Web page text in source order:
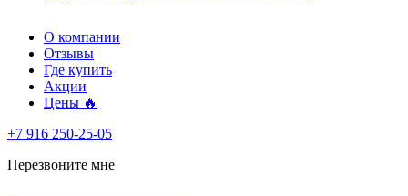
О компании
Отзывы
Где купить
Акции
Цены 🔥
+7 916 250-25-05
Перезвоните мне